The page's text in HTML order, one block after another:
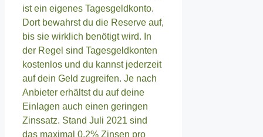
ist ein eigenes Tagesgeldkonto.
Dort bewahrst du die Reserve auf,
bis sie wirklich benötigt wird. In
der Regel sind Tagesgeldkonten
kostenlos und du kannst jederzeit
auf dein Geld zugreifen. Je nach
Anbieter erhältst du auf deine
Einlagen auch einen geringen
Zinssatz. Stand Juli 2021 sind
das maximal 0,2% Zinsen pro